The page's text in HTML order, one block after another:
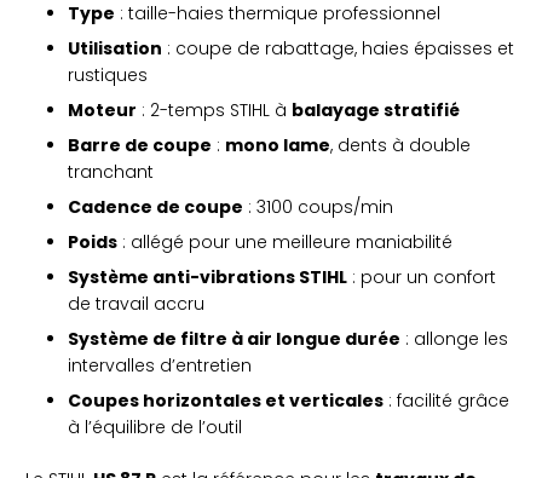
Type : taille-haies thermique professionnel
Utilisation : coupe de rabattage, haies épaisses et
rustiques
Moteur : 2-temps STIHL à balayage stratifié
Barre de coupe : mono lame, dents à double
tranchant
Cadence de coupe : 3100 coups/min
Poids : allégé pour une meilleure maniabilité
Système anti-vibrations STIHL : pour un confort
de travail accru
Système de filtre à air longue durée : allonge les
intervalles d’entretien
Coupes horizontales et verticales : facilité grâce
à l’équilibre de l’outil